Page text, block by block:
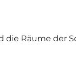
Räume der